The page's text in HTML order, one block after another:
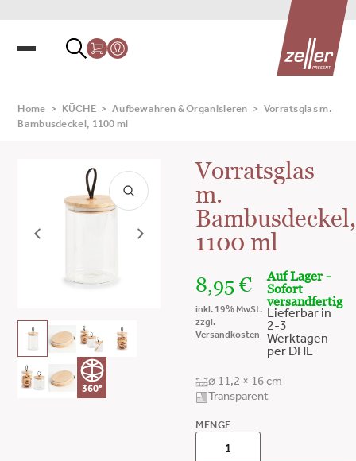
Home > KÜCHE > Aufbewahren & Organisieren >
Vorratsglas m.
Bambusdeckel, 1100 ml
360°
Vorratsglas
m.
Bambusdeckel,
1100 ml
8,95€
inkl. 19% MwSt.
zzgl.
Versandkosten
Auf Lager -
Sofort
versandfertig
Lieferbar in
2-3
Werktagen
per DHL
⌀ 11,2 × 16 cm
Transparent
MENGE